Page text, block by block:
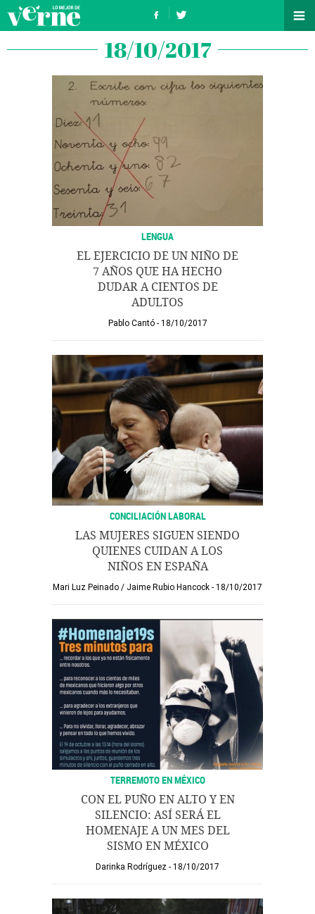
18/10/2017
LENGUA
EL EJERCICIO DE UN NIÑO DE
7 AÑOS QUE HA HECHO
DUDAR A CIENTOS DE
ADULTOS
Pablo Cantó 18/10/2017
CONCILIACIÓN LABORAL
LAS MUJERES SIGUEN SIENDO
QUIENES CUIDAN A LOS
NIÑOS EN ESPAÑA
Mari Luz Peinado / Jaime Rubio Hancock 18/10/2017
TERREMOTO EN MÉXICO
CON EL PUÑO EN ALTO Y EN
SILENCIO: ASÍ SERÁ EL
HOMENAJE A UN MES DEL
SISMO EN MÉXICO
Darinka Rodríguez 18/10/2017